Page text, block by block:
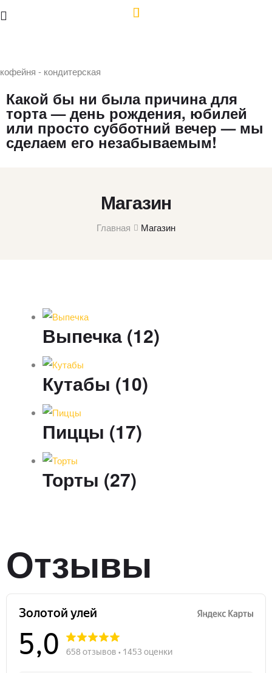
кофейня - кондитерская
Какой бы ни была причина для
торта — день рождения, юбилей
или просто субботний вечер — мы
сделаем его незабываемым!
Магазин
Главная Магазин
Выпечка (12)
Кутабы (10)
Пиццы (17)
Торты (27)
Отзывы